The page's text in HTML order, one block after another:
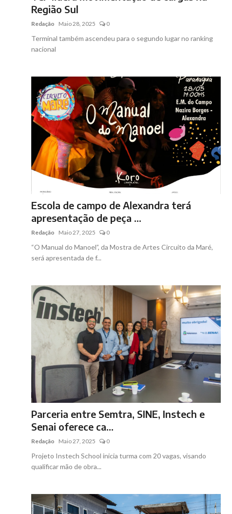
Região Sul
Redação Maio 28, 2025 0
Terminal também ascendeu para o segundo lugar no ranking
nacional
Escola de campo de Alexandra terá
apresentação de peça ...
Redação Maio 27, 2025 0
“O Manual do Manoel”, da Mostra de Artes Circuito da Maré,
será apresentada de f...
Parceria entre Semtra, SINE, Instech e
Senai oferece ca...
Redação Maio 27, 2025 0
Projeto Instech School inicia turma com 20 vagas, visando
qualificar mão de obra...